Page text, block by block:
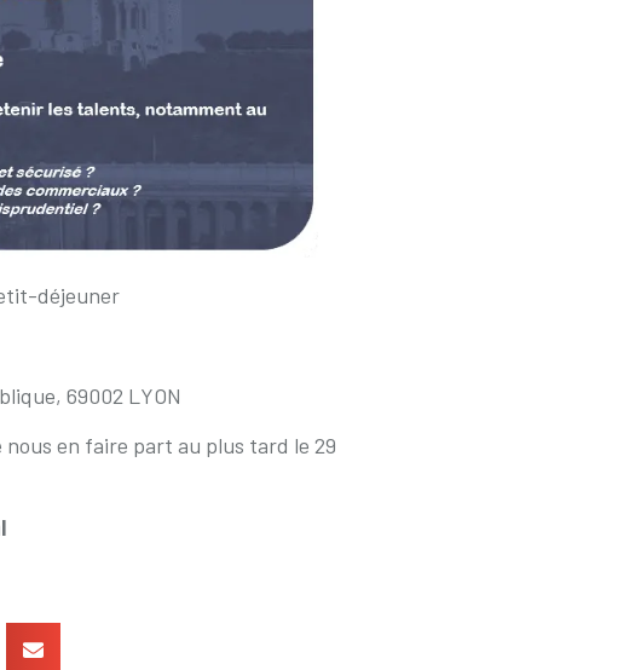
déjeuner
69002 LYON
en faire part au plus tard le 29